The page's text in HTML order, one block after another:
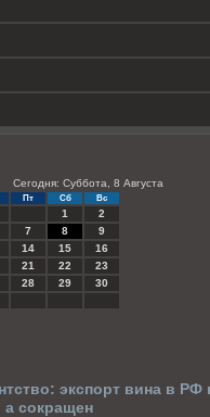
Сегодня: Суббота, 8 Августа
Пт Сб Вс
1
2
7 8
9
14 15
16
21 22
23
28 29
30
экспорт вина в РФ
а сокращен